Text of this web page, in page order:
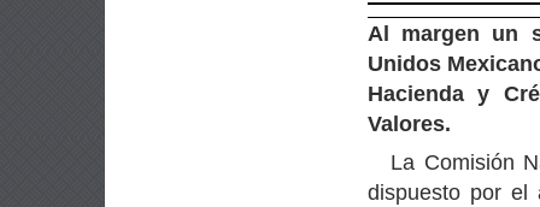
Al margen un
Unidos
Hacienda y
Valores.
La Comisión
dispuesto por el